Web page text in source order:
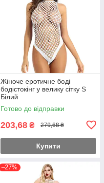
Жіноче еротичне боді
бодістокінг у велику сітку S
Білий
Готово до відправки
203,68 ₴ 279,68 ₴
Купити
–27%